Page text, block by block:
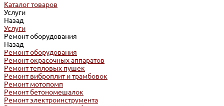
Каталог товаров
Услуги
Назад
Услуги
Ремонт оборудования
Назад
Ремонт оборудования
Ремонт окрасочных аппаратов
Ремонт тепловых пушек
Ремонт виброплит и трамбовок
Ремонт мотопомп
Ремонт бетономешалок
Ремонт электроинструмента